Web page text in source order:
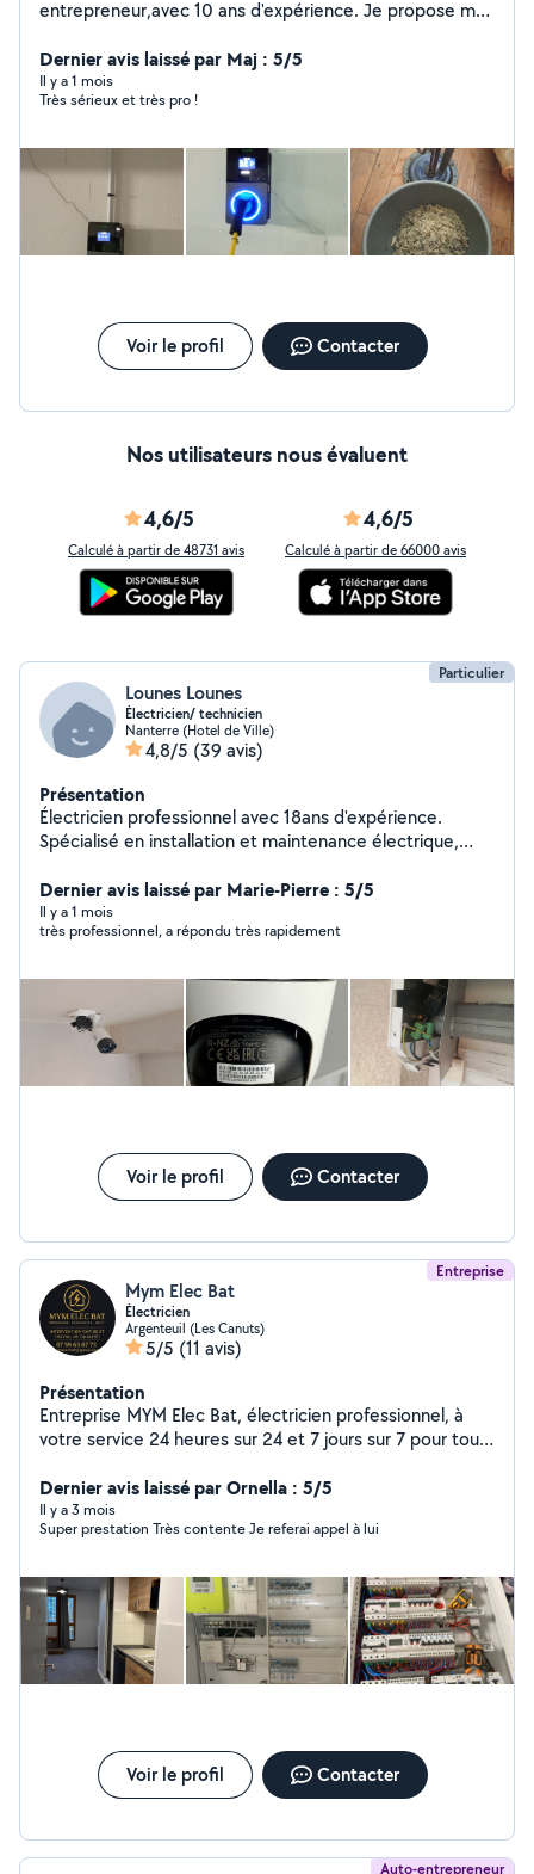
entrepreneur,avec 10 ans d'expérience. Je propose mes
dépannage, installation, rénovation, mise aux normes,
éclairage et bricolage et installation vidéo surveillance
Dernier avis laissé par Maj : 5/5
Il y a 1 mois
Très sérieux et très pro !
Voir le profil Contacter
Nos utilisateurs nous évaluent
4,6/5
Calculé à partir de 48731 avis
4,6/5
Calculé à partir de 66000 avis
Particulier
Lounes Lounes
Électricien/ technicien
Nanterre (Hotel de Ville)
4,8/5 (39 avis)
Présentation
Électricien professionnel avec 18ans d'expérience.
Spécialisé en installation et maintenance électrique,
centrales d'alarme. Travail soigné, sérieux et respect
des délais.
Dernier avis laissé par Marie-Pierre : 5/5
Il y a 1 mois
très professionnel, a répondu très rapidement
Voir le profil Contacter
Entreprise
Mym Elec Bat
Électricien
Argenteuil (Les Canuts)
5/5 (11 avis)
Présentation
Entreprise MYM Elec Bat, électricien professionnel, à
votre service 24 heures sur 24 et 7 jours sur 7 pour tous
Nos prestations : Dépannage électrique urgent
Recherche et réparation de pannes Installation et
remplacement de tableaux électriques Mise aux normes
Rénovation électrique complète Intervention maison,
appartement, local professionnel Travail soigné, rapide
et conforme aux normes en vigueur. Intervention rapide,
disponibilité immédiate jour et nuit. MYM Elec Bat -
Votre électricien de confiance, disponible 24h/24.
Dernier avis laissé par Ornella : 5/5
Il y a 3 mois
Super prestation Très contente Je referai appel à lui
Voir le profil Contacter
Auto-entrepreneur